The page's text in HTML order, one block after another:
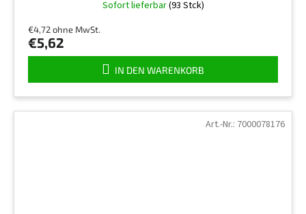
Sofort lieferbar(93 Stck)
€4,72 ohne MwSt.
€5,62
IN DEN WARENKORB
Art.-Nr.: 7000078176